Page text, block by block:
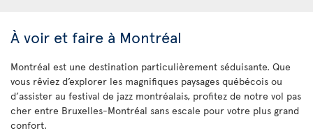
À voir et faire à Montréal
Montréal est une destination particulièrement séduisante. Que
vous rêviez d’explorer les magnifiques paysages québécois ou
d’assister au festival de jazz montréalais, profitez de notre vol pas
cher entre Bruxelles-Montréal sans escale pour votre plus grand
confort.